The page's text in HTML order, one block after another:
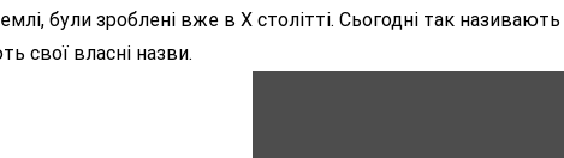
були зроблені вже в X столітті. Сьогодні так
свої власні назви.